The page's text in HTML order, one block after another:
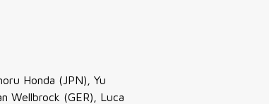
Honda (JPN), Yu
Wellbrock (GER), Luca